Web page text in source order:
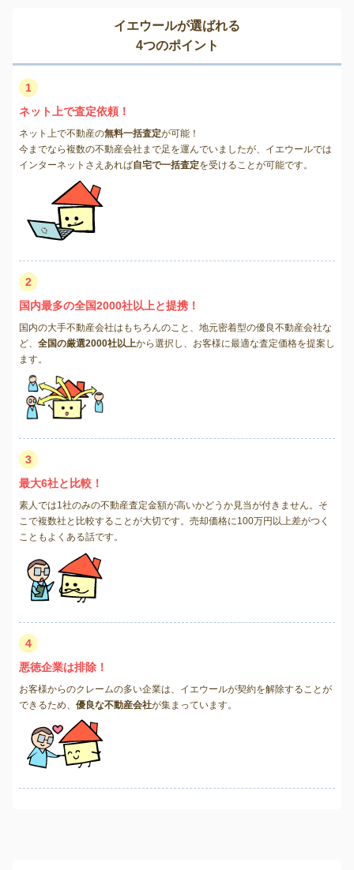
イエウールが選ばれる
4つのポイント
1
ネット上で査定依頼！
ネット上で不動産の無料一括査定が可能！
今までなら複数の不動産会社まで足を運んでいましたが、イエウールでは
インターネットさえあれば自宅で一括査定を受けることが可能です。
2
国内最多の全国2000社以上と提携！
国内の大手不動産会社はもちろんのこと、地元密着型の優良不動産会社な
ど、 全国の厳選2000社以上から選択し、お客様に最適な査定価格を提案し
ます。
3
最大6社と比較！
素人では1社のみの不動産査定金額が高いかどうか見当が付きません。そ
こで複数社と比較することが大切です。売却価格に100万円以上差がつく
こともよくある話です。
4
悪徳企業は排除！
お客様からのクレームの多い企業は、イエウールが契約を解除することが
できるため、 優良な不動産会社が集まっています。